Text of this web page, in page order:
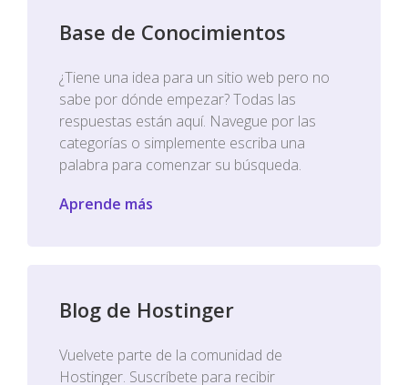
Base de Conocimientos
¿Tiene una idea para un sitio web pero no
sabe por dónde empezar? Todas las
respuestas están aquí. Navegue por las
categorías o simplemente escriba una
palabra para comenzar su búsqueda.
Aprende más
Blog de Hostinger
Vuelvete parte de la comunidad de
Hostinger. Suscríbete para recibir